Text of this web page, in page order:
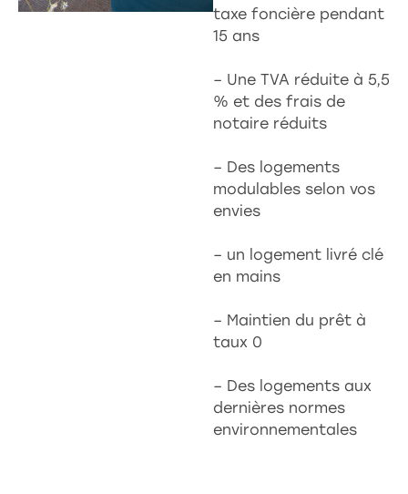
taxe foncière pendant
15 ans
– Une TVA réduite à 5,5
% et des frais de
notaire réduits
– Des logements
modulables selon vos
envies
– un logement livré clé
en mains
– Maintien du prêt à
taux 0
– Des logements aux
dernières normes
environnementales